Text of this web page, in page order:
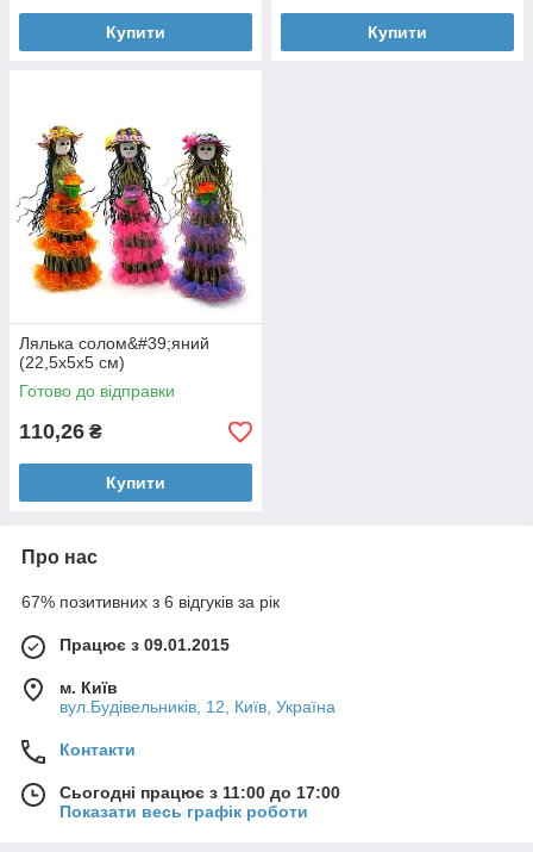
Купити Купити
Лялька солом&#39;яний
(22,5х5х5 см)
Готово до відправки
110,26 ₴
Купити
Про нас
67% позитивних з 6 відгуків за рік
Працює з 09.01.2015
м. Київ
вул.Будівельників, 12, Київ, Україна
Контакти
Сьогодні працює з 11:00 до 17:00
Показати весь графік роботи